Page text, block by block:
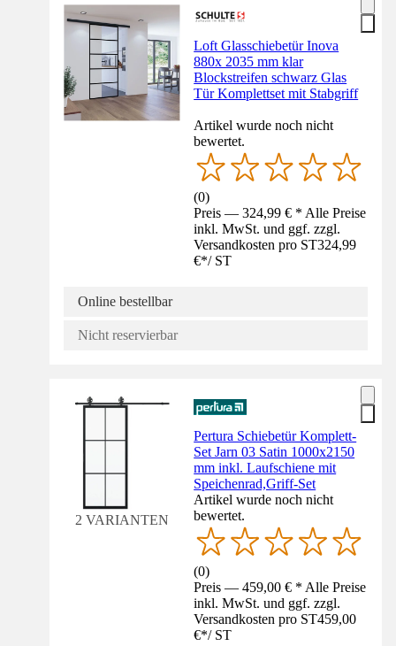
Loft Glasschiebetür Inova
880x 2035 mm klar
Blockstreifen schwarz Glas
Tür Komplettset mit Stabgriff
Artikel wurde noch nicht
bewertet.
(0)
Preis — 324,99 € * Alle Preise
inkl. MwSt. und ggf. zzgl.
Versandkosten pro ST324,99
€*/ ST
Online bestellbar
Nicht reservierbar
2 VARIANTEN
Pertura Schiebetür Komplett-
Set Jarn 03 Satin 1000x2150
mm inkl. Laufschiene mit
Speichenrad,Griff-Set
Artikel wurde noch nicht
bewertet.
(0)
Preis — 459,00 € * Alle Preise
inkl. MwSt. und ggf. zzgl.
Versandkosten pro ST459,00
€*/ ST